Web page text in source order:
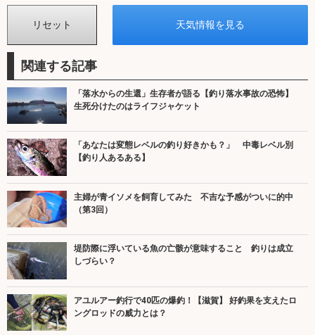
関連する記事
「落水からの生還」生存者が語る【釣り落水事故の恐怖】
生死分けたのはライフジャケット
「あなたは変態レベルの釣り好きかも？」 中毒レベル別
【釣り人あるある】
主婦が青イソメを飼育してみた 不吉な予感がついに的中
（第3回）
堤防際に浮いている魚の亡骸が意味すること 釣りは成立
しづらい？
アユルアー釣行で40匹の爆釣！【滋賀】 好釣果を支えたロ
ングロッドの威力とは？